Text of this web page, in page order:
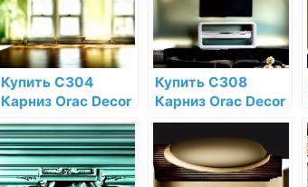
Купить C304
Карниз Orac Decor
Полиуретан Orac
Decor по низкой
цене в интернет-
магазине
Купить C308
Карниз Orac Decor
Полиуретан Orac
Decor по низкой
цене в интернет-
магазине